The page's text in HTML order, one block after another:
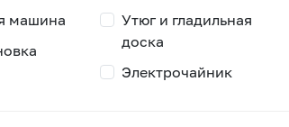
машина
Утюг и гладильная
доска
Электрочайник